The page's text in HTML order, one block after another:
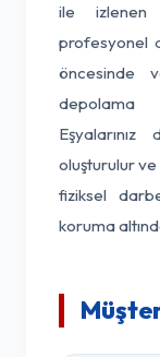
ile izlenen
profesyonel
öncesinde
depolama
oluşturulur ve
fiziksel
koruma